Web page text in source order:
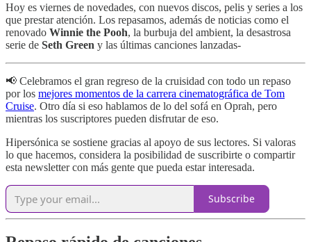
Hoy es viernes de novedades, con nuevos discos, pelis y series a los
que prestar atención. Los repasamos, además de noticias como el
renovado Winnie the Pooh, la burbuja del ambient, la desastrosa
serie de Seth Green y las últimas canciones lanzadas-
📢 Celebramos el gran regreso de la cruisidad con todo un repaso
por los mejores momentos de la carrera cinematográfica de Tom
Cruise. Otro día si eso hablamos de lo del sofá en Oprah, pero
mientras los suscriptores pueden disfrutar de eso.
Hipersónica se sostiene gracias al apoyo de sus lectores. Si valoras
lo que hacemos, considera la posibilidad de suscribirte o compartir
esta newsletter con más gente que pueda estar interesada.
Subscribe